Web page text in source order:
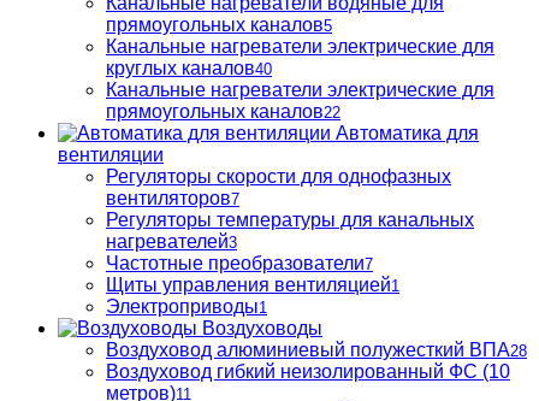
прямоугольных каналов5
Канальные нагреватели электрические для
круглых каналов40
Канальные нагреватели электрические для
прямоугольных каналов22
Автоматика для
вентиляции
Регуляторы скорости для однофазных
вентиляторов7
Регуляторы температуры для канальных
нагревателей3
Частотные преобразователи7
Щиты управления вентиляцией1
Электроприводы1
Воздуховоды
Воздуховод алюминиевый полужесткий ВПА28
Воздуховод гибкий неизолированный ФС (10
метров)11